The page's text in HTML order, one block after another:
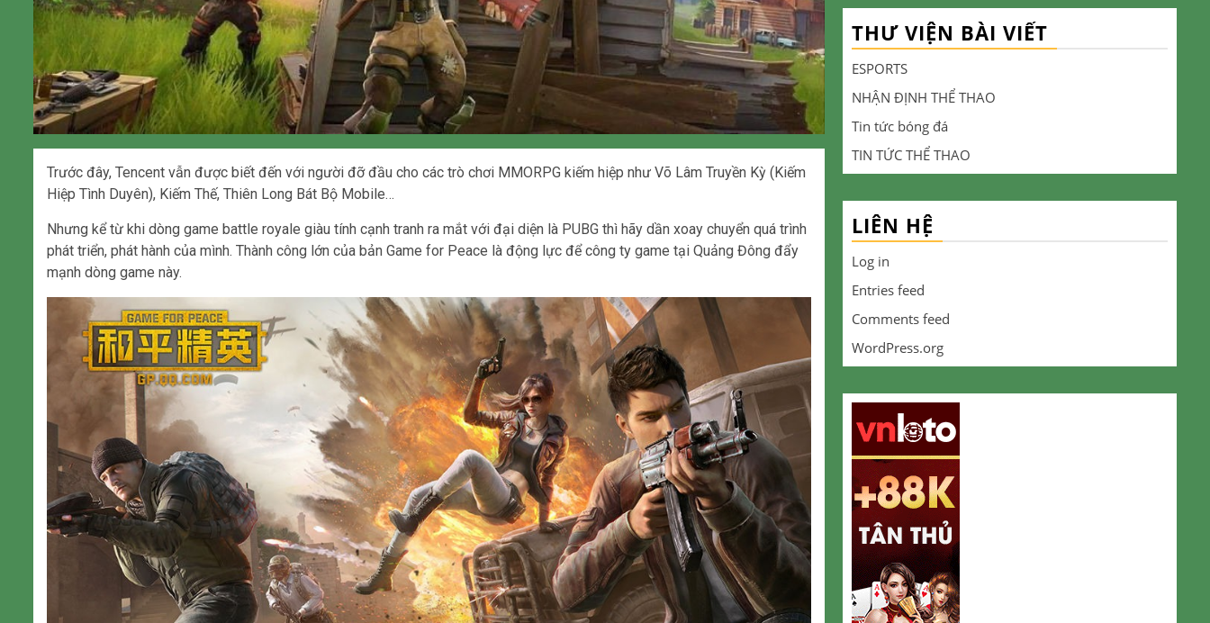
Trước đây, Tencent vẫn được biết đến với người đỡ đầu cho các trò chơi MMORPG kiếm hiệp như Võ Lâm Truyền Kỳ (Kiếm
Hiệp Tình Duyên), Kiếm Thế, Thiên Long Bát Bộ Mobile…
Nhưng kể từ khi dòng game battle royale giàu tính cạnh tranh ra mắt với đại diện là PUBG thì hãy dần xoay chuyển quá trình
phát triển, phát hành của mình. Thành công lớn của bản Game for Peace là động lực để công ty game tại Quảng Đông đẩy
mạnh dòng game này.
THƯ VIỆN BÀI VIẾT
ESPORTS
NHẬN ĐỊNH THỂ THAO
Tin tức bóng đá
TIN TỨC THỂ THAO
LIÊN HỆ
Log in
Entries feed
Comments feed
WordPress.org